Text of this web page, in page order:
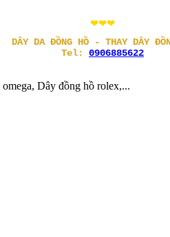
❤❤❤
DÂY DA ĐỒNG HỒ - THAY DÂY
Tel: 0906885622
Dây đồng hồ rolex,...